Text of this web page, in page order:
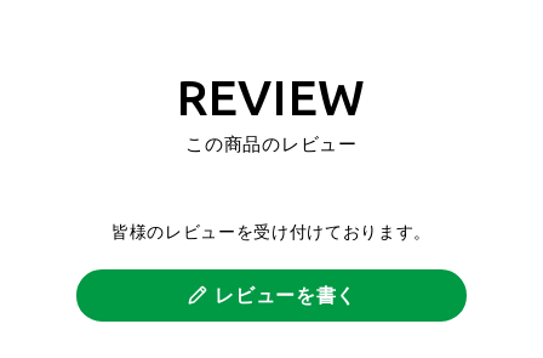
REVIEW
この商品のレビュー
皆様のレビューを受け付けております。
レビューを書く